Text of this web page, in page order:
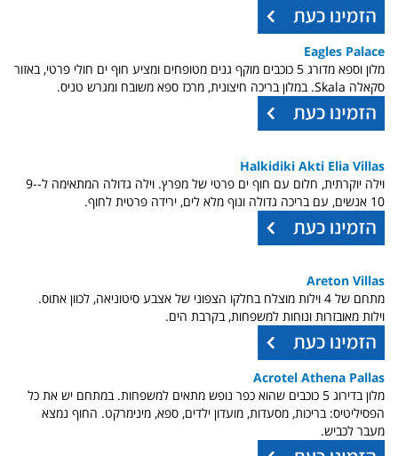
Eagles Palace
מלון וספא מדורג 5 כוכבים מוקף גנים מטופחים ומציע חוף ים חולי פרטי, באזור
סקאלה Skala. במלון בריכה חיצונית, מרכז ספא משובח ומגרש טניס.
Halkidiki Akti Elia Villas
וילה יוקרתית, חלום עם חוף ים פרטי של מפרץ. וילה גדולה המתאימה ל-9-
10 אנשים, עם בריכה גדולה ונוף מלא לים, ירידה פרטית לחוף.
Areton Villas
מתחם של 4 וילות מוצלח בחלקו הצפוני של אצבע סיטוניאה, לכוון אתוס.
וילות מאובזרות ונוחות למשפחות, בקרבת הים.
Acrotel Athena Pallas
מלון בדירוג 5 כוכבים שהוא כפר נופש מתאים למשפחות. במתחם יש את כל
הפסיליטיס: בריכות, מסעדות, מועדון ילדים, ספא, מינימרקט. החוף נמצא
מעבר לכביש.